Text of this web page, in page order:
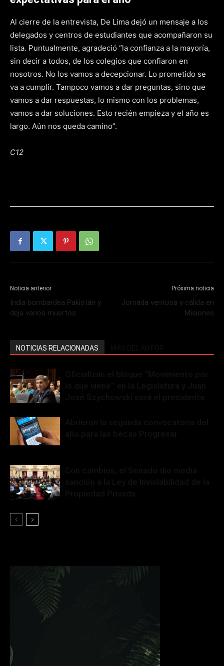
Al cierre de la entrevista, De Lima dejó un mensaje a los
delegados y centros de estudiantes que acompañaron su
lista. Puntualmente, agradeció “la confianza a la mayoría,
sin decir a todos, de los colegios que confiaron en
nosotros. No los vamos a decepcionar. Lo prometido se
va a cumplir. Tampoco vamos a dar preguntas, sino que
vamos a dar respuestas, lo mismo con los problemas,
vamos a dar soluciones. Esto recién empieza y el año es
largo. Aún nos queda camino”.
C12
Noticia anterior
India bombardea Pakistán y
deja varios muertos
Próxima noticia
Jornada ventosa y cálida en
Misiones
NOTICIAS RELACIONADAS